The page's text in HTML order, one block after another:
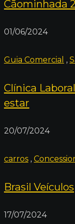
Cãominhada
01/06/2024
Guia Comercial ,
Clínica
estar
20/07/2024
carros ,
Brasil Veículos
17/07/2024